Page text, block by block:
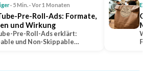
· 5 Min. · Vor 1 Monaten
Pre-Roll-Ads: Formate,
und Wirkung
Pre-Roll-Ads erklärt:
und Non-Skippable
Was
Fast-